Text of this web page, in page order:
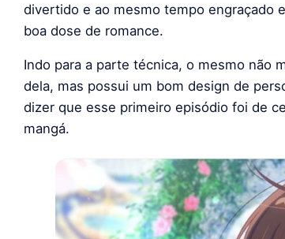
divertido e ao mesmo tempo engraçado
boa dose de romance.
Indo para a parte técnica, o mesmo não
dela, mas possui um bom design de
dizer que esse primeiro episódio foi de
mangá.